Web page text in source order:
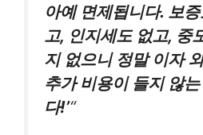
아예 면제됩니다. 보
고, 인지세도 없고, 중
지 없으니 정말 이자
추가 비용이 들지 않
다!’“